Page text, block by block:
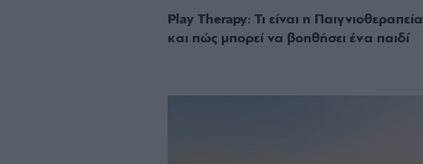
Play Therapy: Τι είναι η Παιγνιοθεραπεία
και πώς μπορεί να βοηθήσει ένα παιδί